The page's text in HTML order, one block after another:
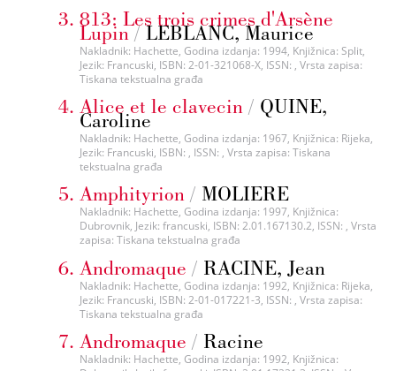
813: Les trois crimes d'Arsène
Lupin/LEBLANC, Maurice
Nakladnik: Hachette, Godina izdanja: 1994, Knjižnica: Split,
Jezik: Francuski, ISBN: 2-01-321068-X, ISSN: , Vrsta zapisa:
Tiskana tekstualna građa
Alice et le clavecin / QUINE,
Caroline
Nakladnik: Hachette, Godina izdanja: 1967, Knjižnica: Rijeka,
Jezik: Francuski, ISBN: , ISSN: , Vrsta zapisa: Tiskana
tekstualna građa
Amphityrion / MOLIERE
Nakladnik: Hachette, Godina izdanja: 1997, Knjižnica:
Dubrovnik, Jezik: francuski, ISBN: 2.01.167130.2, ISSN: , Vrsta
zapisa: Tiskana tekstualna građa
Andromaque / RACINE, Jean
Nakladnik: Hachette, Godina izdanja: 1992, Knjižnica: Rijeka,
Jezik: Francuski, ISBN: 2-01-017221-3, ISSN: , Vrsta zapisa:
Tiskana tekstualna građa
Andromaque / Racine
Nakladnik: Hachette, Godina izdanja: 1992, Knjižnica: